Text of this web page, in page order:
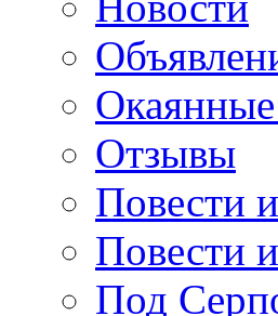
Отзывы
Повести
Повести
Под